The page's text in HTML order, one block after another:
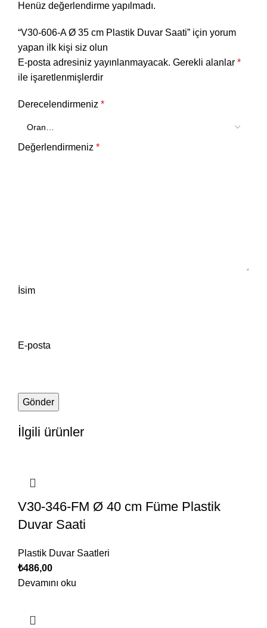
Henüz değerlendirme yapılmadı.
“V30-606-A Ø 35 cm Plastik Duvar Saati” için yorum
yapan ilk kişi siz olun
E-posta adresiniz yayınlanmayacak. Gerekli alanlar *
ile işaretlenmişlerdir
Derecelendirmeniz *
Değerlendirmeniz *
İsim
E-posta
İlgili ürünler
V30-346-FM Ø 40 cm Füme Plastik
Duvar Saati
Plastik Duvar Saatleri
₺486,00
Devamını oku